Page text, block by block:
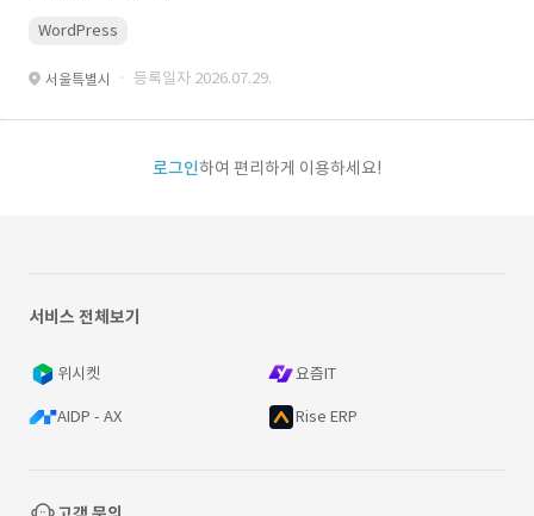
WordPress
서울특별시 · 등록일자 2026.07.29.
로그인하여 편리하게 이용하세요!
서비스 전체보기
위시켓 요즘IT
AIDP - AX Rise ERP